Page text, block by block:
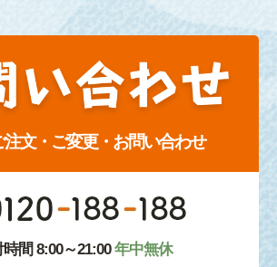
文・ご変更・お問い合わせ
時間 8:00～21:00年中無休